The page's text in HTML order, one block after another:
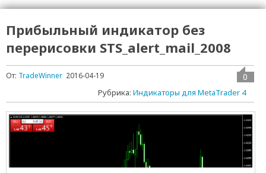
Прибыльный индикатор без
перерисовки STS_alert_mail_2008
От: TradeWinner 2016-04-19 0
Рубрика: Индикаторы для MetaTrader 4